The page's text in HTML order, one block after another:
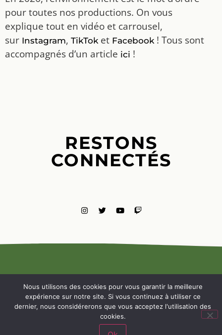
pour toutes nos productions. On vous
explique tout en vidéo et carrousel,
sur Instagram, TikToket Facebook! Tous sont
accompagnés d’un article ici !
RESTONS
CONNECTÉS
MENTIONS
LÉGALES
NOUS
Nous utilisons des cookies pour vous garantir la meilleure
expérience sur notre site. Si vous continuez à utiliser ce
dernier, nous considérerons que vous acceptez l'utilisation des
cookies.